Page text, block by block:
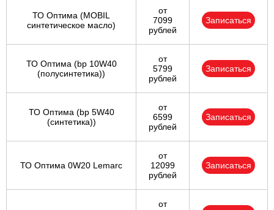
ТО Оптима (MOBIL
синтетическое масло)
от
7099
рублей
Записаться
ТО Оптима (bp 10W40
(полусинтетика))
от
5799
рублей
Записаться
ТО Оптима (bp 5W40
(синтетика))
от
6599
рублей
Записаться
ТО Оптима 0W20 Lemarc
от
12099
рублей
Записаться
от